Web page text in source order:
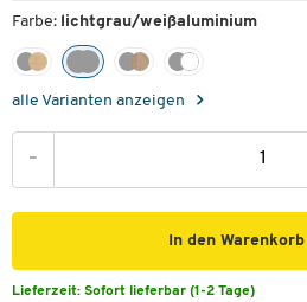
Farbe: lichtgrau/weißaluminium
alle Varianten anzeigen
-
In den Warenkorb
Lieferzeit: Sofort lieferbar (1-2 Tage)